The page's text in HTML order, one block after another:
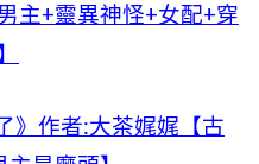
主+靈異神怪+女配+穿
》作者:大茶娓娓【古